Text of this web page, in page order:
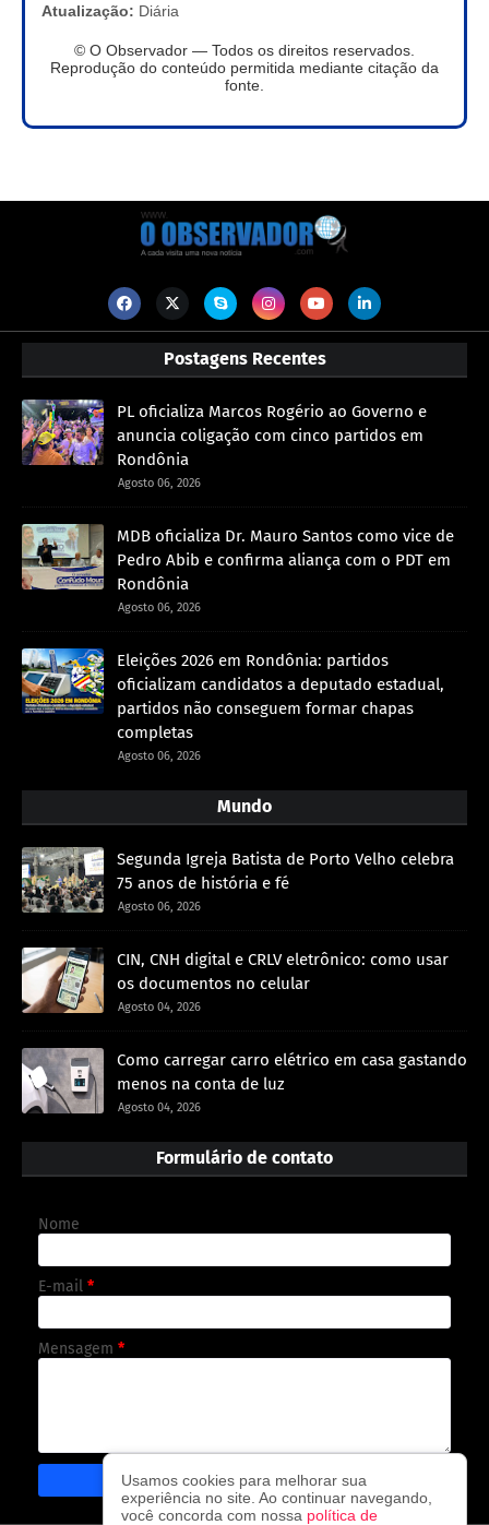
Atualização: Diária
© O Observador — Todos os direitos reservados.
Reprodução do conteúdo permitida mediante citação da
fonte.
Postagens Recentes
PL oficializa Marcos Rogério ao Governo e
anuncia coligação com cinco partidos em
Rondônia
Agosto 06, 2026
MDB oficializa Dr. Mauro Santos como vice de
Pedro Abib e confirma aliança com o PDT em
Rondônia
Agosto 06, 2026
Eleições 2026 em Rondônia: partidos
oficializam candidatos a deputado estadual,
partidos não conseguem formar chapas
completas
Agosto 06, 2026
Mundo
Segunda Igreja Batista de Porto Velho celebra
75 anos de história e fé
Agosto 06, 2026
CIN, CNH digital e CRLV eletrônico: como usar
os documentos no celular
Agosto 04, 2026
Como carregar carro elétrico em casa gastando
menos na conta de luz
Agosto 04, 2026
Formulário de contato
Nome
E-mail *
Mensagem *
Usamos cookies para melhorar sua
experiência no site. Ao continuar navegando,
você concorda com nossa política de